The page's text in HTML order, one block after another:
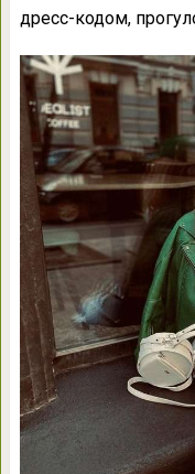
дресс-кодом,